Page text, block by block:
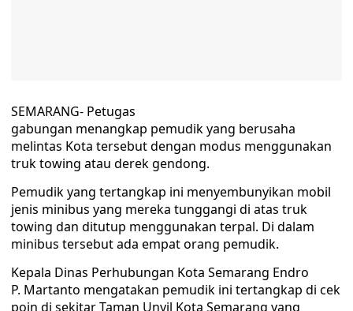
SEMARANG- Petugas
gabungan menangkap pemudik yang berusaha
melintas Kota tersebut dengan modus menggunakan
truk towing atau derek gendong.
Pemudik yang tertangkap ini menyembunyikan mobil
jenis minibus yang mereka tunggangi di atas truk
towing dan ditutup menggunakan terpal. Di dalam
minibus tersebut ada empat orang pemudik.
Kepala Dinas Perhubungan Kota Semarang Endro
P. Martanto mengatakan pemudik ini tertangkap di cek
poin di sekitar Taman Unyil Kota Semarang yang